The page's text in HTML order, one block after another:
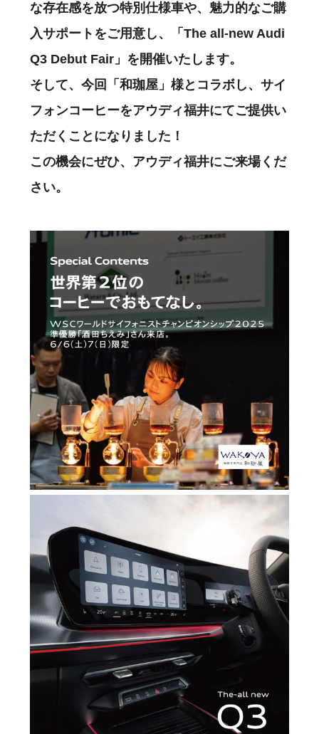
な存在感を放つ特別仕様車や、魅力的なご購
入サポートをご用意し、「The all-new Audi
Q3 Debut Fair」を開催いたします。
そして、今回「和珈屋」様とコラボし、サイ
フォンコーヒーをアウディ福井にてご提供い
ただくことになりました！
この機会にぜひ、アウディ福井にご来場くだ
さい。